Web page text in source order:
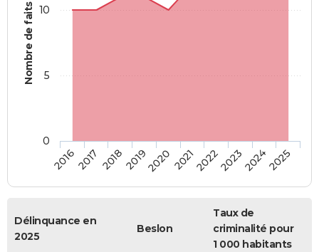
Nombre de faits
20162017 20182019202020212022202320242025
0
5
10
Délinquance en
2025
Beslon
Taux de
criminalité pour
1 000 habitants